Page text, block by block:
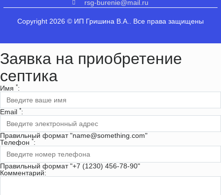
rsg-burenie@mail.ru
Copyright 2026 © ИП Гришина В.А.. Все права защищены
Заявка на приобретение
септика
Имя *:
Email *:
Правильный формат "name@something.com"
Телефон *:
Правильный формат "+7 (1230) 456-78-90"
Комментарий: